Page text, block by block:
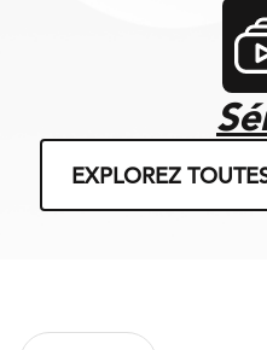
EXPLOREZ